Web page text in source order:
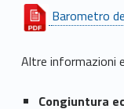
Barometro
Altre informazioni
Congiuntura